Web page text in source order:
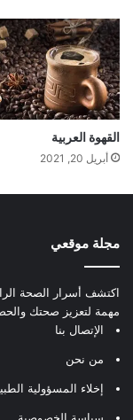
القهوة العربية
أبريل 20, 2021
مجلة موقعي
اكتشف أسرار الصحة
مهمة لتعزيز صحتك
الإتصال بنا
من نحن
إخلاء المسؤولية
سياسة الخصوصية